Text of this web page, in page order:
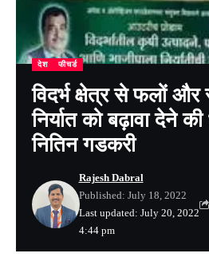
देश फीचर्ड
विदर्भ क्षेत्र से फलों और
निर्यात को बढ़ावा देने
नितिन गडकरी
Last updated: July 20, 2022
4:44 pm
Rajesh Dabral
Published: July 18, 2022